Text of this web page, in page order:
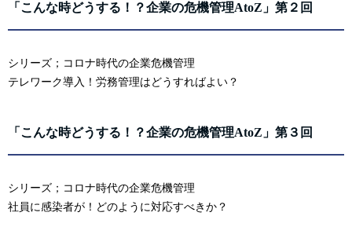
「こんな時どうする！？企業の危機管理AtoZ」第２回
シリーズ；コロナ時代の企業危機管理
テレワーク導入！労務管理はどうすればよい？
「こんな時どうする！？企業の危機管理AtoZ」第３回
シリーズ；コロナ時代の企業危機管理
社員に感染者が！どのように対応すべきか？